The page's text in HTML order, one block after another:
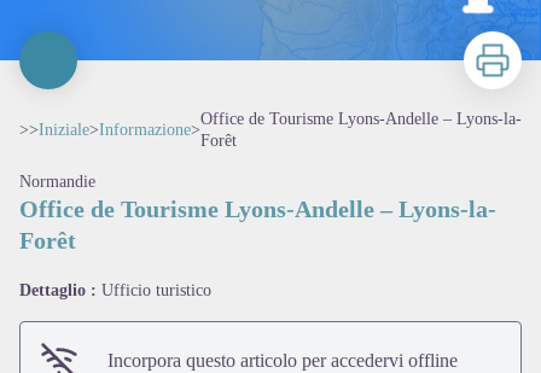
Stampa
>>Iniziale>Informazione>
Office de Tourisme Lyons-Andelle – Lyons-la-
Forêt
Normandie
Office de Tourisme Lyons-Andelle – Lyons-la-
Forêt
Dettaglio : Ufficio turistico
Incorpora questo articolo per accedervi offline